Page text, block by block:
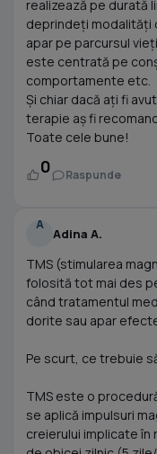
realizează pe durată
deprindeți modalități
apar pe parcursul
este centrată pe
comportamente etc.
Și chiar dacă ați fi
terapie aș fi
Toate cele bune!
0 Raspunde
A
Adina A.
TMS (stimularea
folosită tot mai des
când tratamentul
dorite sau apar
Pe scurt, ce trebuie
TMS este o
se aplică impulsuri
creierului implicate